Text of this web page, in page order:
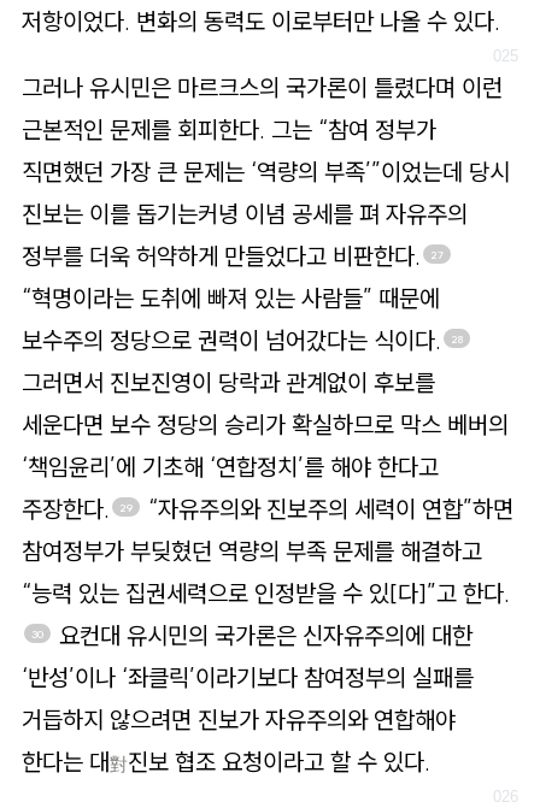
저항이었다. 변화의 동력도 이로부터만 나올 수 있다.
그러나 유시민은 마르크스의 국가론이 틀렸다며 이런
근본적인 문제를 회피한다. 그는 “참여 정부가
직면했던 가장 큰 문제는 ‘역량의 부족’”이었는데 당시
진보는 이를 돕기는커녕 이념 공세를 펴 자유주의
정부를 더욱 허약하게 만들었다고 비판한다.
27
“혁명이라는 도취에 빠져 있는 사람들” 때문에
보수주의 정당으로 권력이 넘어갔다는 식이다.
28
그러면서 진보진영이 당락과 관계없이 후보를
세운다면 보수 정당의 승리가 확실하므로 막스 베버의
‘책임윤리’에 기초해 ‘연합정치’를 해야 한다고
주장한다.
29
“자유주의와 진보주의 세력이 연합”하면
참여정부가 부딪혔던 역량의 부족 문제를 해결하고
“능력 있는 집권세력으로 인정받을 수 있[다]”고 한다.
30
요컨대 유시민의 국가론은 신자유주의에 대한
‘반성’이나 ‘좌클릭’이라기보다 참여정부의 실패를
거듭하지 않으려면 진보가 자유주의와 연합해야
한다는 대對진보 협조 요청이라고 할 수 있다.